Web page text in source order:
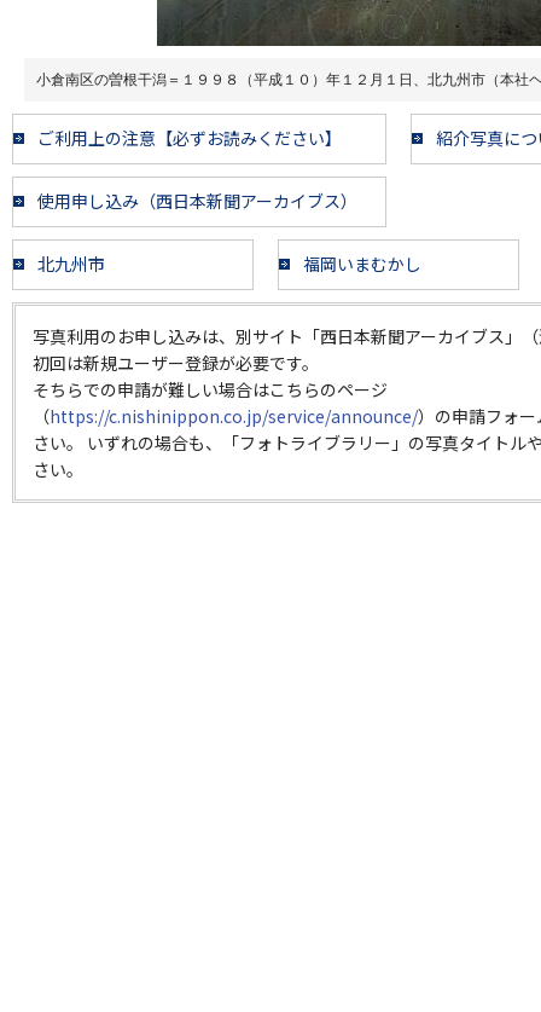
小倉南区の曽根干潟＝１９９８（平成１０）年１２月１日、北九州市（本社
ご利用上の注意【必ずお読みください】 紹介写真に
使用申し込み（西日本新聞アーカイブス）
北九州市 福岡いまむかし
写真利用のお申し込みは、別サイト「西日本新聞アーカイブス」
初回は新規ユーザー登録が必要です。
そちらでの申請が難しい場合はこちらのページ
（https://c.nishinippon.co.jp/service/announce/）の申請フォ
さい。 いずれの場合も、「フォトライブラリー」の写真タイトル
さい。